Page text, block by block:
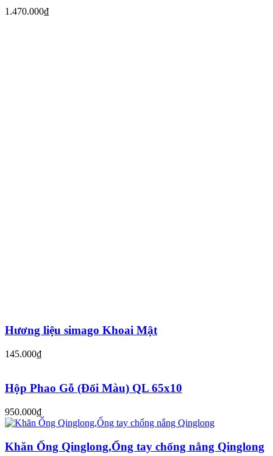
1.470.000₫
Hương liệu simago Khoai Mật
145.000₫
Hộp Phao Gỗ (Đổi Màu) QL 65x10
950.000₫
Khăn Ống Qinglong,Ống tay chống nắng Qinglong